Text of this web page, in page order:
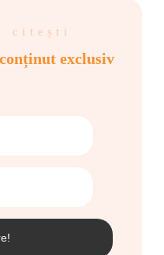
citești
exclusiv